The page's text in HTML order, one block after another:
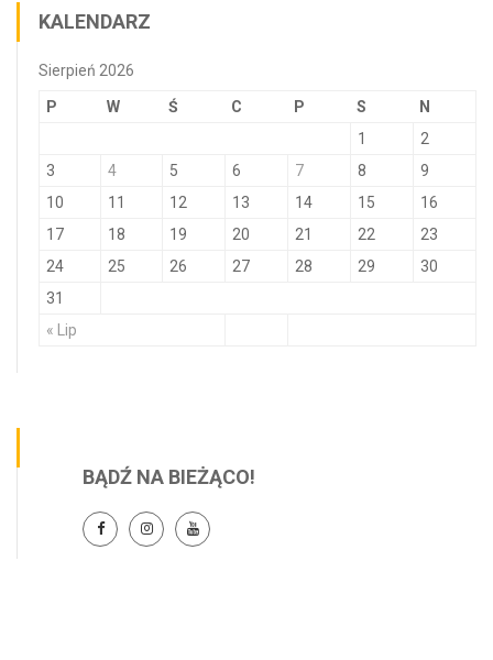
KALENDARZ
Sierpień 2026
P W Ś C P S N
« Lip
1
2
3
4 5 6 7 8
9
10
11 12 13 14 15
16
17
18 19 20 21 22
23
24
25 26 27 28 29
30
31
BĄDŹ NA BIEŻĄCO!